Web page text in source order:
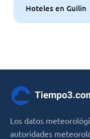
Hoteles en Guilin
Los datos
autoridades